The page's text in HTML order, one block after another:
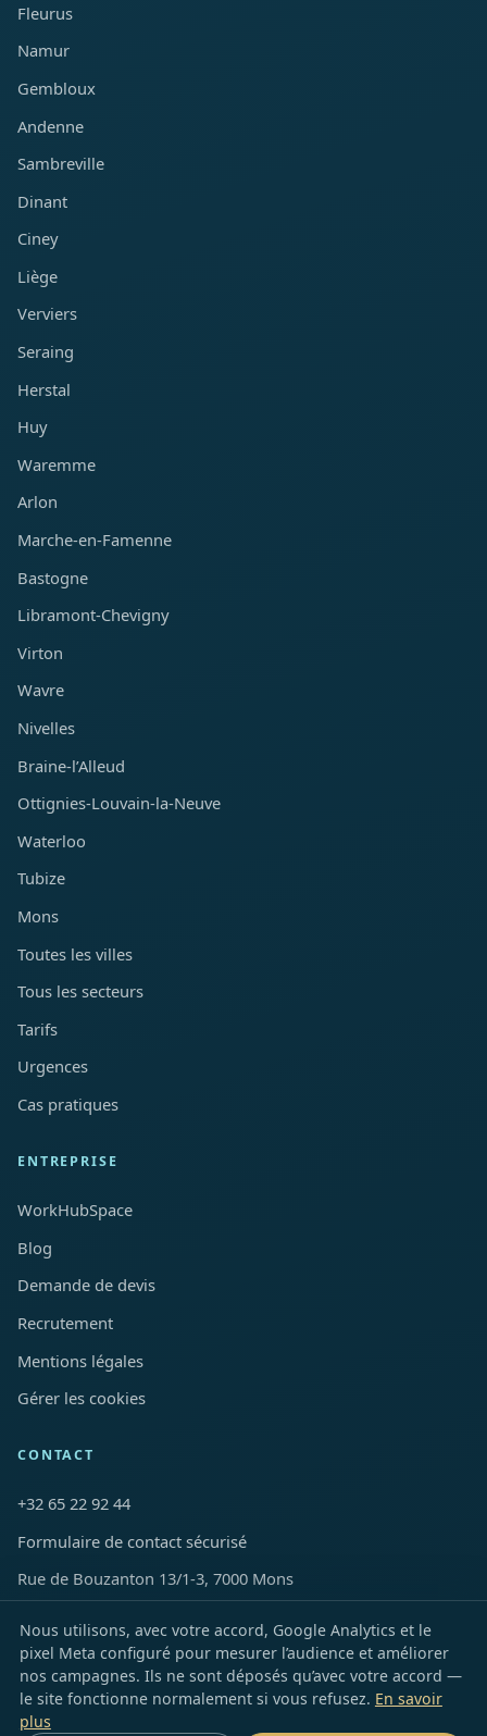
Fleurus
Namur
Gembloux
Andenne
Sambreville
Dinant
Ciney
Liège
Verviers
Seraing
Herstal
Huy
Waremme
Arlon
Marche-en-Famenne
Bastogne
Libramont-Chevigny
Virton
Wavre
Nivelles
Braine-l’Alleud
Ottignies-Louvain-la-Neuve
Waterloo
Tubize
Mons
Toutes les villes
Tous les secteurs
Tarifs
Urgences
Cas pratiques
ENTREPRISE
WorkHubSpace
Blog
Demande de devis
Recrutement
Mentions légales
Gérer les cookies
CONTACT
+32 65 22 92 44
Formulaire de contact sécurisé
Rue de Bouzanton 13/1-3, 7000 Mons
LinkedInFacebookInstagramYouTubeTikTokXSnapchat
Nous utilisons, avec votre accord, Google Analytics et le
pixel Meta configuré pour mesurer l’audience et améliorer
nos campagnes. Ils ne sont déposés qu’avec votre accord —
le site fonctionne normalement si vous refusez. En savoir
plus